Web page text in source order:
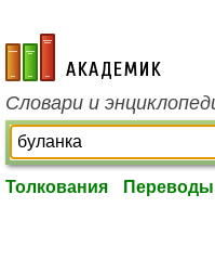
academic.ru
Словари и
Толкования Переводы